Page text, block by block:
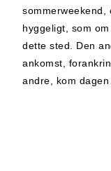
sommerweekend,
hyggeligt, som
dette sted. Den
ankomst,
andre, kom